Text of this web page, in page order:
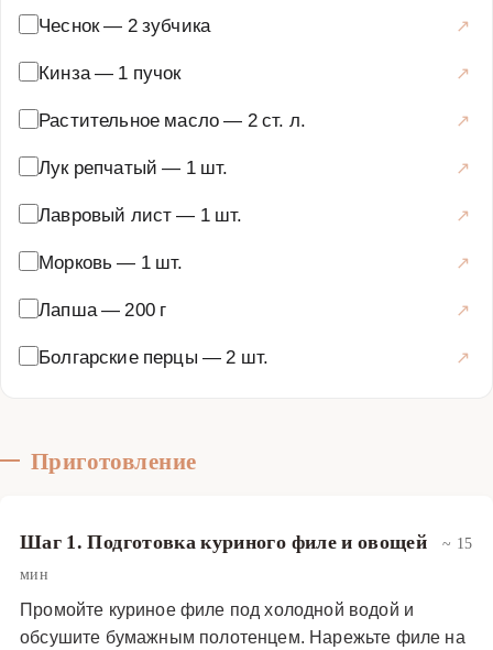
своим насыщенным вкусом и ароматом.
Супы·Горячие супы·Суп-лапша
Чеснок— 2 зубчика
Кинза— 1 пучок
Растительное масло— 2 ст. л.
Лук репчатый — 1 шт.
Лавровый лист— 1 шт.
Морковь — 1 шт.
Лапша— 200 г
Болгарские перцы — 2 шт.
Приготовление
Шаг 1. Подготовка куриного филе и овощей
~ 15
мин
Промойте куриное филе под холодной водой и
обсушите бумажным полотенцем. Нарежьте филе на